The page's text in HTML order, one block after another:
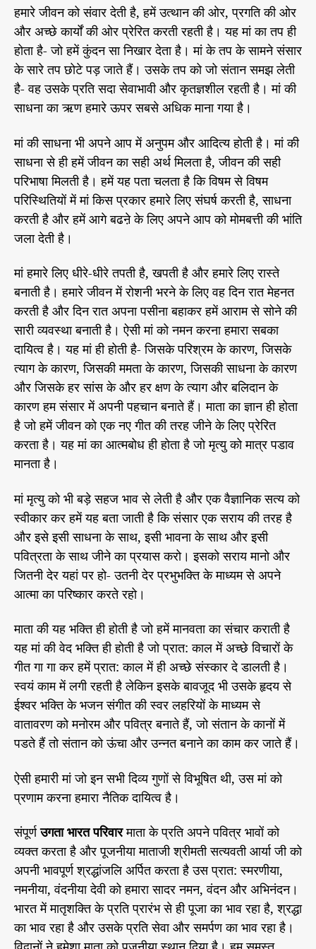
हमारे जीवन को संवार देती है, हमें उत्थान की ओर, प्रगति की ओर
और अच्छे कार्यों की ओर प्रेरित करती रहती है। यह मां का तप ही
होता है- जो हमें कुंदन सा निखार देता है। मां के तप के सामने संसार
के सारे तप छोटे पड़ जाते हैं। उसके तप को जो संतान समझ लेती
है- वह उसके प्रति सदा सेवाभावी और कृतज्ञशील रहती है। मां की
साधना का ऋण हमारे ऊपर सबसे अधिक माना गया है।
मां की साधना भी अपने आप में अनुपम और आदित्य होती है। मां की
साधना से ही हमें जीवन का सही अर्थ मिलता है, जीवन की सही
परिभाषा मिलती है। हमें यह पता चलता है कि विषम से विषम
परिस्थितियों में मां किस प्रकार हमारे लिए संघर्ष करती है, साधना
करती है और हमें आगे बढऩे के लिए अपने आप को मोमबत्ती की भांति
जला देती है।
मां हमारे लिए धीरे-धीरे तपती है, खपती है और हमारे लिए रास्ते
बनाती है। हमारे जीवन में रोशनी भरने के लिए वह दिन रात मेहनत
करती है और दिन रात अपना पसीना बहाकर हमें आराम से सोने की
सारी व्यवस्था बनाती है। ऐसी मां को नमन करना हमारा सबका
दायित्व है। यह मां ही होती है- जिसके परिश्रम के कारण, जिसके
त्याग के कारण, जिसकी ममता के कारण, जिसकी साधना के कारण
और जिसके हर सांस के और हर क्षण के त्याग और बलिदान के
कारण हम संसार में अपनी पहचान बनाते हैं। माता का ज्ञान ही होता
है जो हमें जीवन को एक नए गीत की तरह जीने के लिए प्रेरित
करता है। यह मां का आत्मबोध ही होता है जो मृत्यु को मात्र पडाव
मानता है।
मां मृत्यु को भी बड़े सहज भाव से लेती है और एक वैज्ञानिक सत्य को
स्वीकार कर हमें यह बता जाती है कि संसार एक सराय की तरह है
और इसे इसी साधना के साथ, इसी भावना के साथ और इसी
पवित्रता के साथ जीने का प्रयास करो। इसको सराय मानो और
जितनी देर यहां पर हो- उतनी देर प्रभुभक्ति के माध्यम से अपने
आत्मा का परिष्कार करते रहो।
माता की यह भक्ति ही होती है जो हमें मानवता का संचार कराती है
यह मां की वेद भक्ति ही होती है जो प्रात: काल में अच्छे विचारों के
गीत गा गा कर हमें प्रात: काल में ही अच्छे संस्कार दे डालती है।
स्वयं काम में लगी रहती है लेकिन इसके बावजूद भी उसके हृदय से
ईश्वर भक्ति के भजन संगीत की स्वर लहरियों के माध्यम से
वातावरण को मनोरम और पवित्र बनाते हैं, जो संतान के कानों में
पडते हैं तो संतान को ऊंचा और उन्नत बनाने का काम कर जाते हैं।
ऐसी हमारी मां जो इन सभी दिव्य गुणों से विभूषित थी, उस मां को
प्रणाम करना हमारा नैतिक दायित्व है।
संपूर्णउगता भारत परिवारमाता के प्रति अपने पवित्र भावों को
व्यक्त करता है और पूजनीया माताजी श्रीमती सत्यवती आर्या जी को
अपनी भावपूर्ण श्रद्धांजलि अर्पित करता है उस प्रात: स्मरणीया,
नमनीया, वंदनीया देवी को हमारा सादर नमन, वंदन और अभिनंदन।
भारत में मातृशक्ति के प्रति प्रारंभ से ही पूजा का भाव रहा है, श्रद्धा
का भाव रहा है और उसके प्रति सेवा और समर्पण का भाव रहा है।